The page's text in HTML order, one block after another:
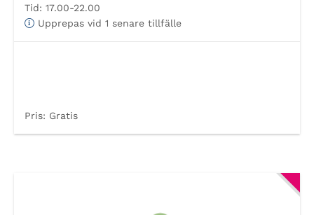
Tid: 17.00-22.00
Upprepas vid 1 senare tillfälle
Pris: Gratis